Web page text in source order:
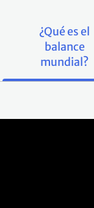
¿Qué es el
balance
mundial?